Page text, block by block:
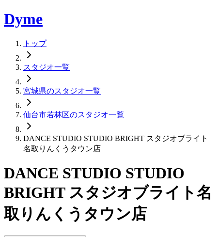
Dyme
トップ
スタジオ一覧
宮城県のスタジオ一覧
仙台市若林区のスタジオ一覧
DANCE STUDIO STUDIO BRIGHT スタジオブライト
名取りんくうタウン店
DANCE STUDIO STUDIO
BRIGHT スタジオブライト名
取りんくうタウン店